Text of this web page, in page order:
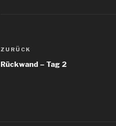
Beitragsnavigation
Vorheriger
Beitrag
ZURÜCK
Rückwand – Tag 2